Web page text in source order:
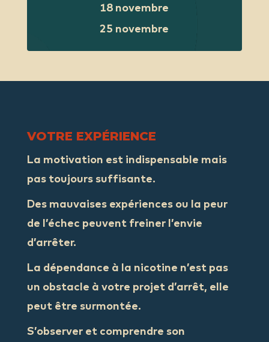
18 novembre
25 novembre
VOTRE EXPÉRIENCE
La motivation est indispensable mais
pas toujours suffisante.
Des mauvaises expériences ou la peur
de l’échec peuvent freiner l’envie
d’arrêter.
La dépendance à la nicotine n’est pas
un obstacle à votre projet d’arrêt, elle
peut être surmontée.
S’observer et comprendre son